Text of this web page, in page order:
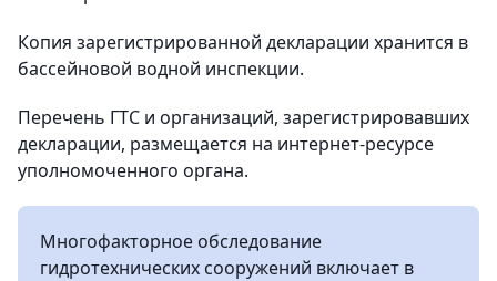
Копия зарегистрированной декларации хранится в
бассейновой водной инспекции.
Перечень ГТС и организаций, зарегистрировавших
декларации, размещается на интернет-ресурсе
уполномоченного органа.
Многофакторное обследование
гидротехнических сооружений включает в